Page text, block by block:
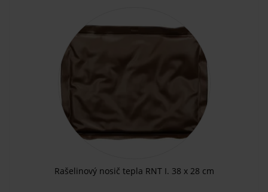
Rašelinový nosič tepla RNT I. 38 x 28 cm